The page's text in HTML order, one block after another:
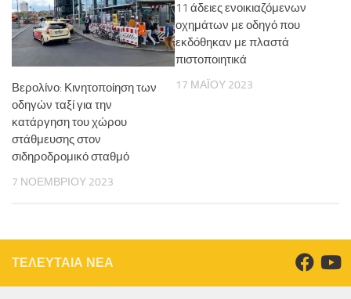
Βερολίνο: Κινητοποίηση των
οδηγών ταξί για την
κατάργηση του χώρου
στάθμευσης στον
σιδηροδρομικό σταθμό
7 ΝΟΕΜΒΡΊΟΥ 2023
11 άδειες ενοικιαζόμενων
οχημάτων με οδηγό που
εκδόθηκαν με πλαστά
πιστοποιητικά
17 ΜΑΪ́ΟΥ 2023
ΤΕΛΕΥΤΑΙΑ ΝΕΑ